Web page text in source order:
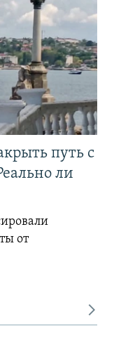
путь с
ли
от